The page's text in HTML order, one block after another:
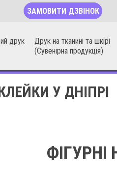
ЗАМОВИТИ ДЗВІНОК
друк
Друк на тканині та шкірі
(Сувенірна продукція)
У ДНІПРІ
ФІГУРНІ